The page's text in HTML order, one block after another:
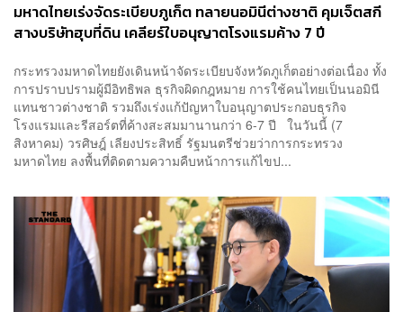
มหาดไทยเร่งจัดระเบียบภูเก็ต ทลายนอมินีต่างชาติ คุมเจ็ตสกี
สางบริษัทฮุบที่ดิน เคลียร์ใบอนุญาตโรงแรมค้าง 7 ปี
กระทรวงมหาดไทยยังเดินหน้าจัดระเบียบจังหวัดภูเก็ตอย่างต่อเนื่อง ทั้ง
การปราบปรามผู้มีอิทธิพล ธุรกิจผิดกฎหมาย การใช้คนไทยเป็นนอมินี
แทนชาวต่างชาติ รวมถึงเร่งแก้ปัญหาใบอนุญาตประกอบธุรกิจ
โรงแรมและรีสอร์ตที่ค้างสะสมมานานกว่า 6-7 ปี ในวันนี้ (7
สิงหาคม) วรศิษฎ์ เลียงประสิทธิ์ รัฐมนตรีช่วยว่าการกระทรวง
มหาดไทย ลงพื้นที่ติดตามความคืบหน้าการแก้ไขป...